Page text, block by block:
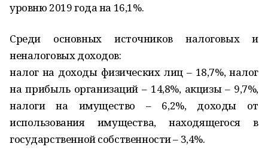
уровню 2019 года на 16,1%.
Среди основных источников налоговых и
неналоговых доходов:
налог на доходы физических лиц – 18,7%, налог
на прибыль организаций – 14,8%, акцизы – 9,7%,
налоги на имущество – 6,2%, доходы от
использования имущества, находящегося в
государственной собственности – 3,4%.